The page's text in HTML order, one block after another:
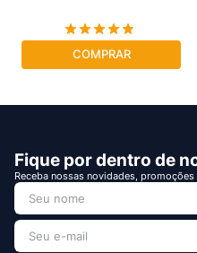
COMPRAR
Fique por dentro de
Receba nossas novidades,